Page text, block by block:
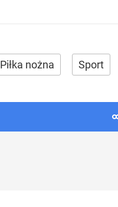
Piłka nożna Sport